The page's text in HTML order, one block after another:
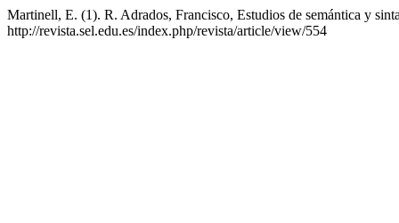
Martinell, E. (1). R. Adrados, Francisco, Estudios de semántica y
http://revista.sel.edu.es/index.php/revista/article/view/554